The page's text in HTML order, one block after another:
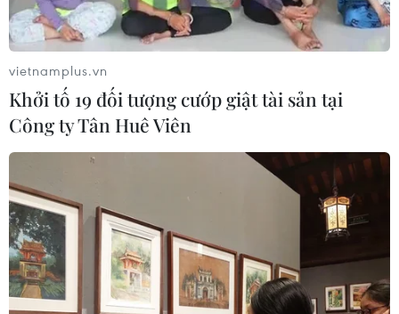
vietnamplus.vn
Khởi tố 19 đối tượng cướp giật tài sản tại
Công ty Tân Huê Viên